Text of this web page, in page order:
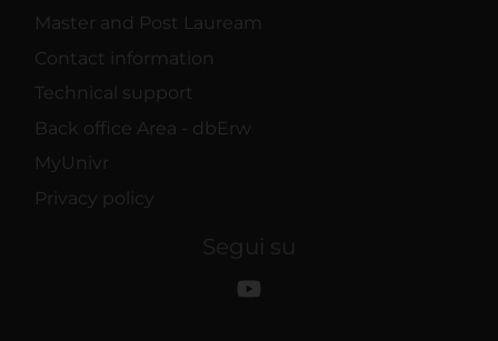
Master and Post Lauream
Contact information
Technical support
Back office Area - dbErw
MyUnivr
Privacy policy
Segui su